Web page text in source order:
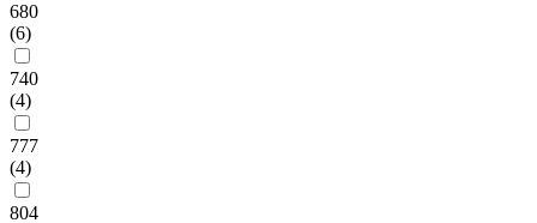
680
(6)
740
(4)
777
(4)
804